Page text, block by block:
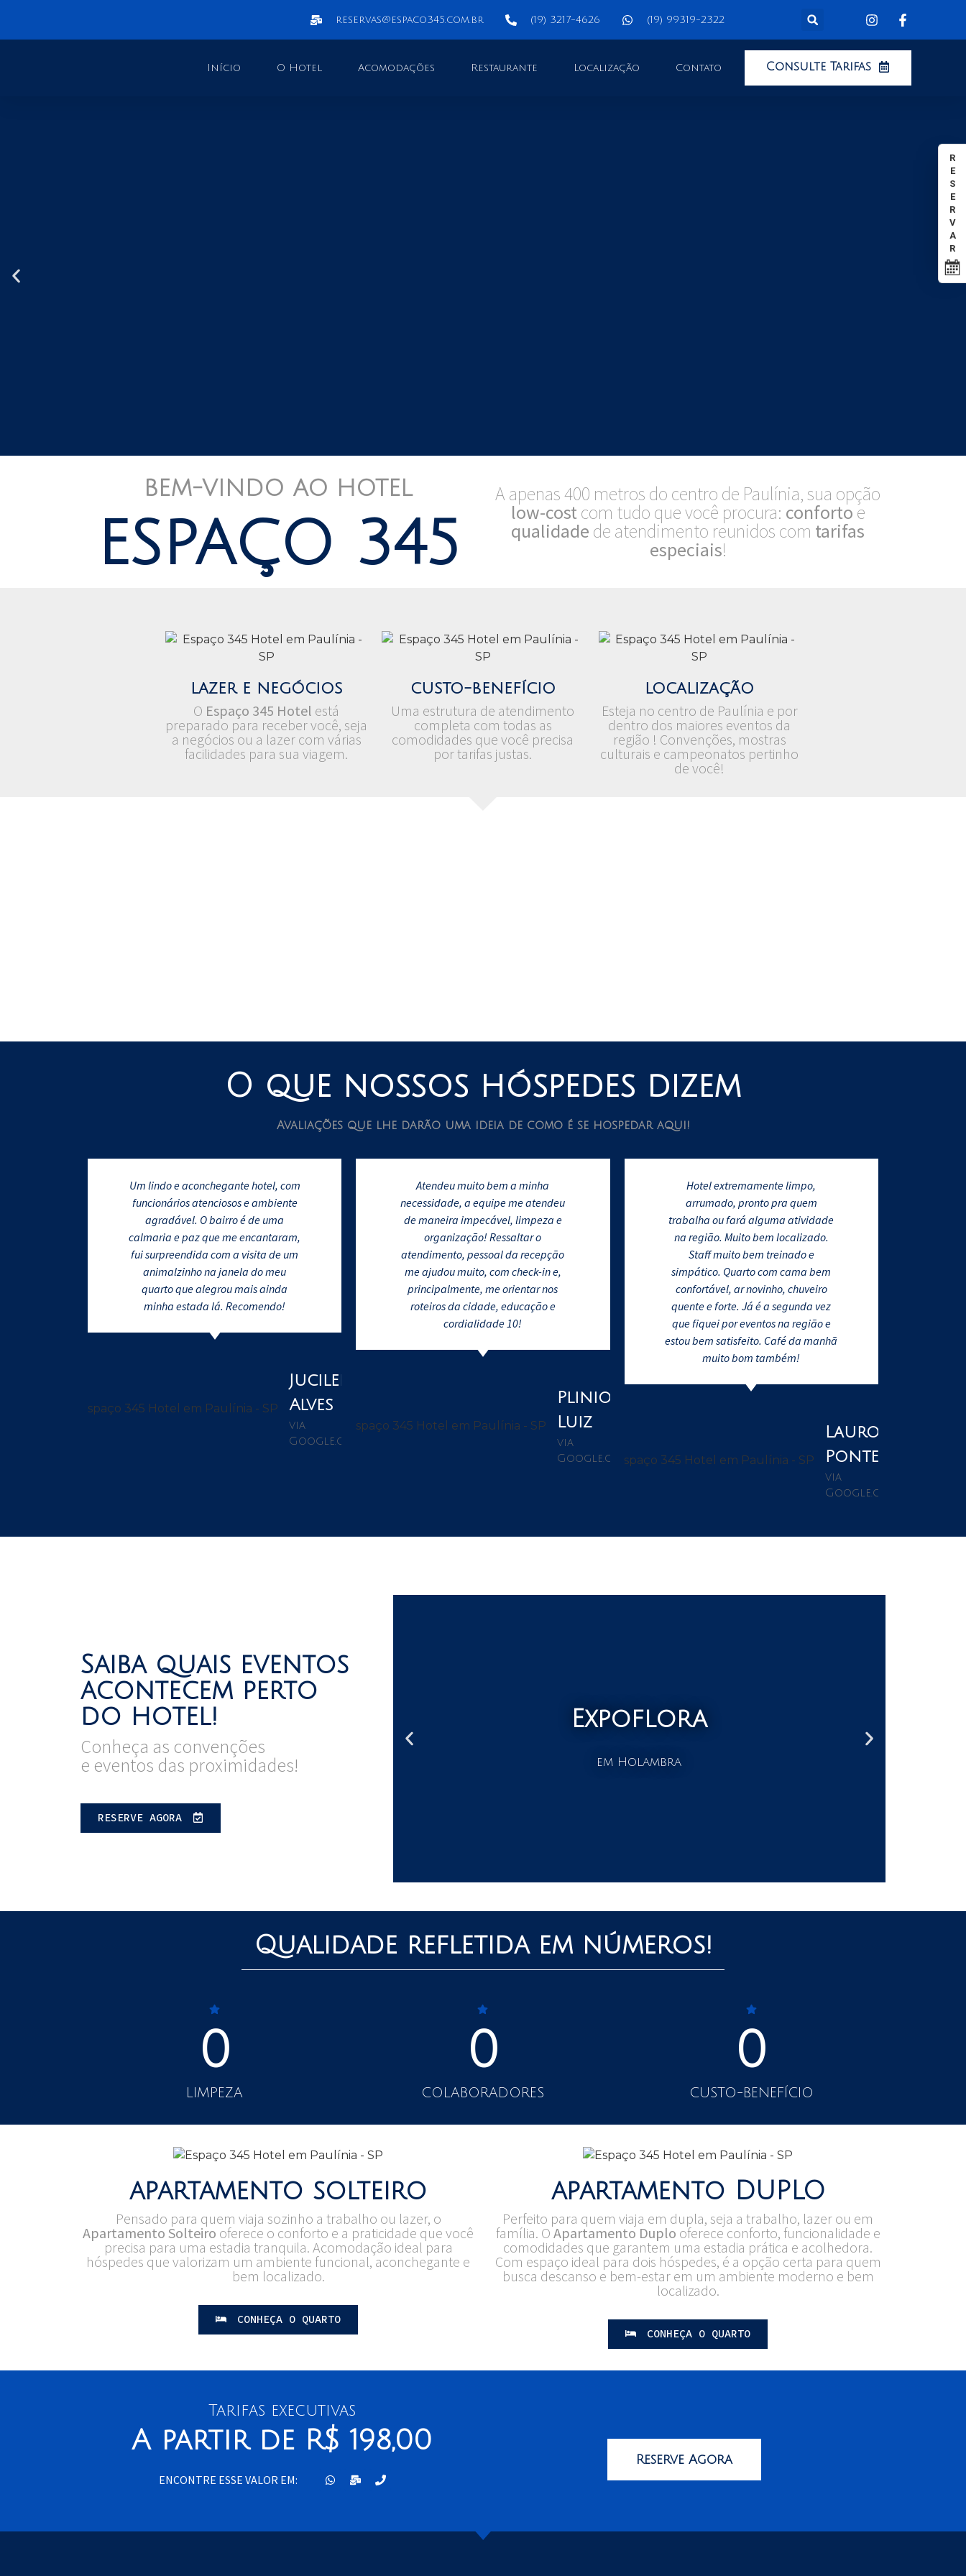
reservas@espaco345.com.br (19) 3217-4626​​ (19) 99319-2322
Início O Hotel Acomodações Restaurante Localização Contato Consulte Tarifas
BEM-VINDO AO HOTEL​​
ESPAÇO 345
A apenas 400 metros do centro de Paulínia, sua opção
low-cost com tudo que você procura: conforto e
qualidade de atendimento reunidos com tarifas
especiais!
lazer e negócios
O Espaço 345 Hotel está
preparado para receber você, seja
a negócios ou a lazer com várias
facilidades para sua viagem.
custo-benefício
Uma estrutura de atendimento
completa com todas as
comodidades que você precisa
por tarifas justas.
localização
Esteja no centro de Paulínia e por
dentro dos maiores eventos da
região ! Convenções, mostras
culturais e campeonatos pertinho
de você!
O que nossos hóspedes dizem
Avaliações que lhe darão uma ideia de como é se hospedar aqui!
Um lindo e aconchegante hotel, com
funcionários atenciosos e ambiente
agradável. O bairro é de uma
calmaria e paz que me encantaram,
fui surpreendida com a visita de um
animalzinho na janela do meu
quarto que alegrou mais ainda
minha estada lá. Recomendo!
Jucileia
Alves
via
Google.com
Atendeu muito bem a minha
necessidade, a equipe me atendeu
de maneira impecável, limpeza e
organização! Ressaltar o
atendimento, pessoal da recepção
me ajudou muito, com check-in e,
principalmente, me orientar nos
roteiros da cidade, educação e
cordialidade 10!
Plinio
Luiz
via
Google.com
Hotel extremamente limpo,
arrumado, pronto pra quem
trabalha ou fará alguma atividade
na região. Muito bem localizado.
Staff muito bem treinado e
simpático. Quarto com cama bem
confortável, ar novinho, chuveiro
quente e forte. Já é a segunda vez
que fiquei por eventos na região e
estou bem satisfeito. Café da manhã
muito bom também!
Lauro
Pontes
via
Google.com
Saiba quais eventos
acontecem perto
do hotel!
Conheça as convenções
e eventos das proximidades!
RESERVE AGORA
Expoflora
em Holambra
Qualidade refletida em números!
0
LIMPEZA
0
COLABORADORES
0
CUSTO-BENEFÍCIO
apartamento solteiro
Pensado para quem viaja sozinho a trabalho ou lazer, o
Apartamento Solteiro oferece o conforto e a praticidade que você
precisa para uma estadia tranquila. Acomodação ideal para
hóspedes que valorizam um ambiente funcional, aconchegante e
bem localizado.
CONHEÇA O QUARTO
apartamento DUPLO
Perfeito para quem viaja em dupla, seja a trabalho, lazer ou em
família. OApartamento Duplo oferece conforto, funcionalidade e
comodidades que garantem uma estadia prática e acolhedora.
Com espaço ideal para dois hóspedes, é a opção certa para quem
busca descanso e bem-estar em um ambiente moderno e bem
localizado.
CONHEÇA O QUARTO
Tarifas executivas
A partir de R$ 198,00
ENCONTRE ESSE VALOR EM:
Reserve Agora
R
E
S
E
R
V
A
R